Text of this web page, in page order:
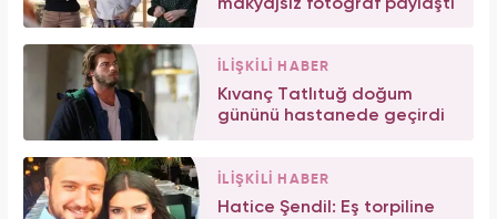
makyajsız fotoğraf paylaştı
İLİŞKİLİ HABER
Kıvanç Tatlıtuğ doğum
gününü hastanede geçirdi
İLİŞKİLİ HABER
Hatice Şendil: Eş torpiline